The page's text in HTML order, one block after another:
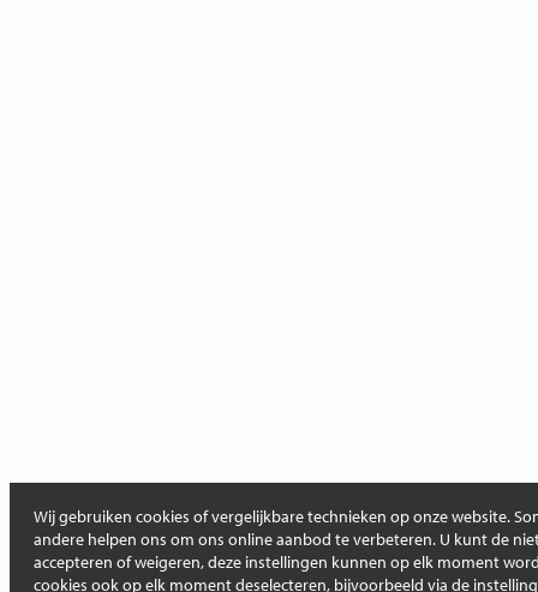
Wij gebruiken cookies of vergelijkbare technieken op onze website.
andere helpen ons om ons online aanbod te verbeteren. U kunt de
accepteren of weigeren, deze instellingen kunnen op elk moment
cookies ook op elk moment deselecteren, bijvoorbeeld via de